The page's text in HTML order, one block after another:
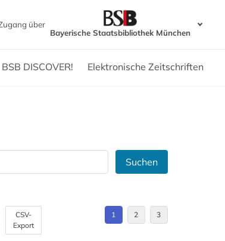
über
Bayerische Staatsbibliothek München
BSB DISCOVER! Elektronische Zeitschriften
Suchen
CSV-
Export
1 2 3